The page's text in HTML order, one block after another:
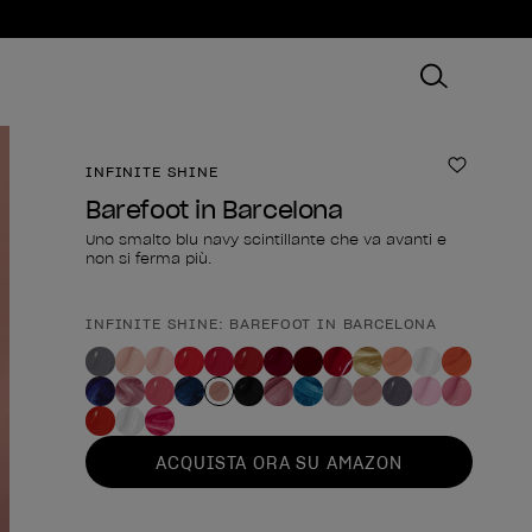
INFINITE SHINE
Barefoot in Barcelona
Uno smalto blu navy scintillante che va avanti e
non si ferma più.
Forma del prodotto
INFINITE SHINE: BAREFOOT IN BARCELONA
ACQUISTA ORA SU AMAZON